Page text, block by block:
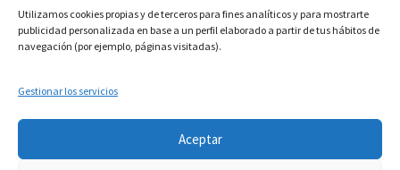
Utilizamos cookies propias y de terceros para fines analíticos y para mostrarte
publicidad personalizada en base a un perfil elaborado a partir de tus hábitos de
navegación (por ejemplo, páginas visitadas).
Gestionar los servicios
Aceptar
Si tiene dudas consúltenos a
info.martinflores@gmail.com , mensaje de whatsapp
POLÍTICA DE PRIVACIDAD
Construido con